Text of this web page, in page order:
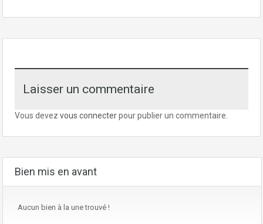
Laisser un commentaire
Vous devez vous connecterpour publier un commentaire.
Bien mis en avant
Aucun bien à la une trouvé !